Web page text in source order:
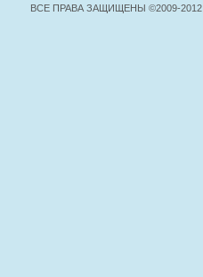
ВСЕ ПРАВА ЗАЩИЩЕНЫ ©2009-2012